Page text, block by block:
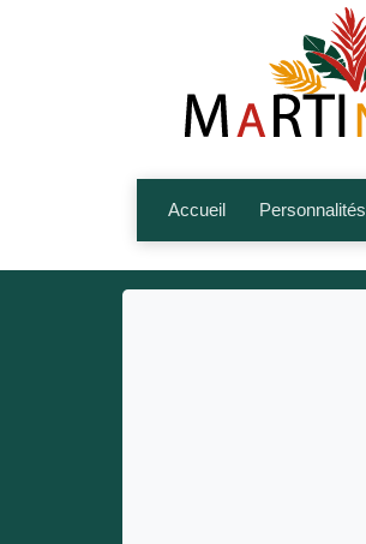
Accueil Personnalités
Artistes